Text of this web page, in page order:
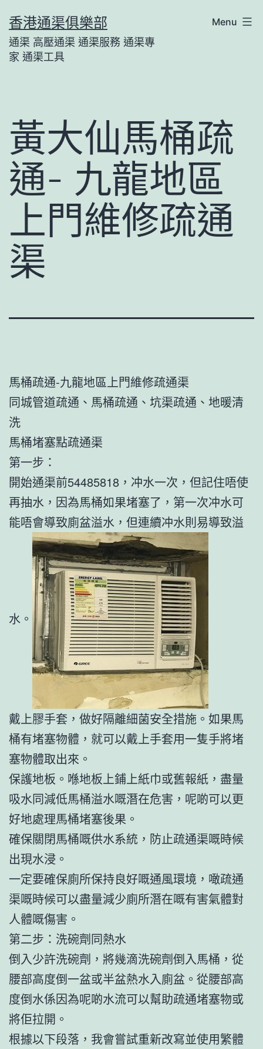
to
content
香港通渠俱樂部
通渠 高壓通渠 通渠服務 通渠專
家 通渠工具
Menu
黃大仙馬桶疏
通- 九龍地區
上門維修疏通
渠
馬桶疏通-九龍地區上門維修疏通渠
同城管道疏通、馬桶疏通、坑渠疏通、地暖清
洗
馬桶堵塞點疏通渠
第一步：
開始通渠前54485818，冲水一次，但記住唔使
再抽水，因為馬桶如果堵塞了，第一次冲水可
能唔會導致廁盆溢水，但連續冲水則易導致溢
水。
戴上膠手套，做好隔離細菌安全措施。如果馬
桶有堵塞物體，就可以戴上手套用一隻手將堵
塞物體取出來。
保護地板。喺地板上鋪上紙巾或舊報紙，盡量
吸水同減低馬桶溢水嘅潛在危害，呢啲可以更
好地處理馬桶堵塞後果。
確保關閉馬桶嘅供水系統，防止疏通渠嘅時候
出現水浸。
一定要確保廁所保持良好嘅通風環境，噉疏通
渠嘅時候可以盡量減少廁所潛在嘅有害氣體對
人體嘅傷害。
第二步：洗碗劑同熱水
倒入少許洗碗劑，將幾滴洗碗劑倒入馬桶，從
腰部高度倒一盆或半盆熱水入廁盆。從腰部高
度倒水係因為呢啲水流可以幫助疏通堵塞物或
將佢拉開。
根據以下段落，我會嘗試重新改寫並使用繁體